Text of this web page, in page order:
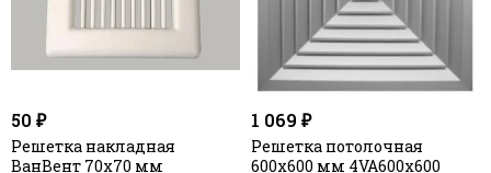
50 ₽
Решетка накладная
ВанВент 70х70 мм
1 069 ₽
Решетка потолочная
600х600 мм 4VA600х600